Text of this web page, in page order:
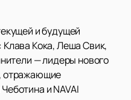
и будущей
Кока, Леша Свик,
— лидеры нового
отражающие
и NAVAI